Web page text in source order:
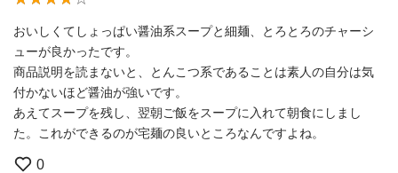
おいしくてしょっぱい醤油系スープと細麺、とろとろのチャーシ
ューが良かったです。
商品説明を読まないと、とんこつ系であることは素人の自分は気
付かないほど醤油が強いです。
あえてスープを残し、翌朝ご飯をスープに入れて朝食にしまし
た。これができるのが宅麺の良いところなんですよね。
0